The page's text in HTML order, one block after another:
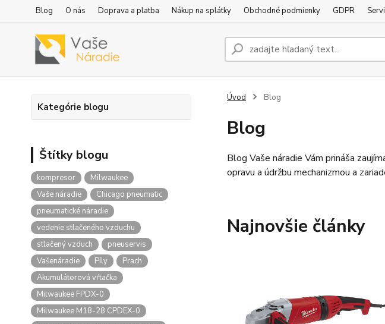
Blog O nás Doprava a platba Nákup na splátky Obchodné podmienky GDPR
Kategórie blogu
Štítky blogu
kompresor
Milwaukee
Vaše náradie
Chicago pneumatic
pneumatické náradie
vedenie stlačeného vzduchu
stlačený vzduch
pneuservis
Vašenáradie
Píly
Prach
Akumulátorová vŕtačka
Milwaukee FPDX-0
Milwaukee M18-28 CPDEX-0
Úvod Blog
Blog
Blog Vaše náradie Vám prináša
opravu a údržbu mechanizmou a
Najnovšie články